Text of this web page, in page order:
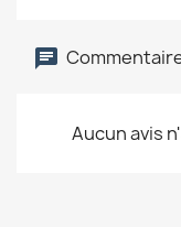
Aucun avis